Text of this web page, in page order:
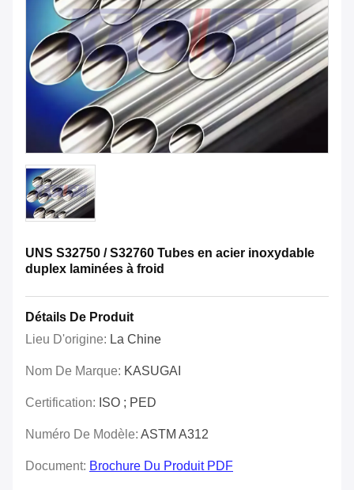
UNS S32750 / S32760 Tubes en acier inoxydable
duplex laminées à froid
Détails De Produit
Lieu D'origine: La Chine
Nom De Marque: KASUGAI
Certification: ISO ; PED
Numéro De Modèle: ASTM A312
Document: Brochure Du Produit PDF